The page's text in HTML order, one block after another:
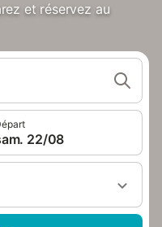
et réservez au
22/08